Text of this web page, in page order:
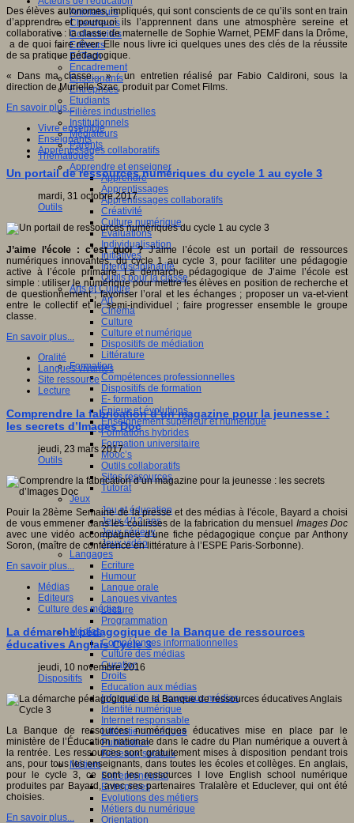
Animateurs
Chercheurs
Collectivités
Editeurs
EdTech
Encadrement
Enseignants
Entreprises
Etudiants
Filières industrielles
Institutionnels
Médiateurs
Parents
Thématiques
Apprendre et enseigner
Apprendre
Apprentissages
Apprentissages collaboratifs
Créativité
Culture numérique
Evaluations
Individualisation
Initiatives
Interdisciplinarité
Outils pour la classe
Arts et Culture
Art
Cinéma
Culture
Culture et numérique
Dispositifs de médiation
Littérature
Formation
Compétences professionnelles
Dispositifs de formation
E- formation
Enjeux et évolutions
Enseignement supérieur et numérique
Formations hybrides
Formation universitaire
Mooc’s
Outils collaboratifs
Sites ressources
Tutorat
Jeux
Jeu et éducation
Jeux 4/12 ans
Jeux sérieux
Jeux vidéo
Langages
Ecriture
Humour
Langue orale
Langues vivantes
Lecture
Programmation
Médias
Compétences informationnelles
Culture des médias
Curation
Droits
Education aux médias
Information et nouveaux médias
Identité numérique
Internet responsable
Littératie numérique
Publication
Réseaux sociaux
Métiers
Entrepreneuriat
Entreprises
Evolutions des métiers
Métiers du numérique
Orientation
Des élèves autonomes, impliqués, qui sont conscients de ce qu’ils sont en train
d’apprendre et pourquoi ils l’apprennent dans une atmosphère sereine et
collaborative : la classe de maternelle de Sophie Warnet, PEMF dans la Drôme,
a de quoi faire rêver. Elle nous livre ici quelques unes des clés de la réussite
de sa pratique pédagogique.
« Dans ma classe… » : un entretien réalisé par Fabio Caldironi, sous la
direction de Murielle Szac, produit par Comet Films.
En savoir plus...
Vivre ensemble
Enseignants
Apprentissages collaboratifs
Un portail de ressources numériques du cycle 1 au cycle 3
mardi, 31 octobre 2017
Outils
J’aime l’école : c’est quoi ?J’aime l’école est un portail de ressources
numériques innovantes, du cycle 1 au cycle 3, pour faciliter une pédagogie
active à l’école primaire. La démarche pédagogique de J’aime l’école est
simple : utiliser le numérique pour mettre les élèves en position de recherche et
de questionnement ; favoriser l’oral et les échanges ; proposer un va-et-vient
entre le collectif et le semi-individuel ; faire progresser ensemble le groupe
classe.
En savoir plus...
Oralité
Langues vivantes
Site ressource
Lecture
Comprendre la fabrication d’un magazine pour la jeunesse :
les secrets d’Images Doc
jeudi, 23 mars 2017
Outils
Pouir la 28ème Semaine de la presse et des médias à l'école, Bayard a choisi
de vous emmener dans les coulisses de la fabrication du mensuel Images Doc
avec une vidéo accompagnée d’une fiche pédagogique conçue par Anthony
Soron, (maître de conférence en littérature à l’ESPE Paris-Sorbonne).
En savoir plus...
Médias
Editeurs
Culture des médias
La démarche pédagogique de la Banque de ressources
éducatives Anglais Cycle 3
jeudi, 10 novembre 2016
Dispositifs
La Banque de ressources numériques éducatives mise en place par le
ministère de l’Éducation nationale dans le cadre du Plan numérique a ouvert à
la rentrée. Les ressources sont gratuitement mises à disposition pendant trois
ans, pour tous les enseignants, dans toutes les écoles et collèges. En anglais,
pour le cycle 3, ce sont les ressources I love English school numérique
produites par Bayard, avec ses partenaires Tralalère et Educlever, qui ont été
choisies.
En savoir plus...